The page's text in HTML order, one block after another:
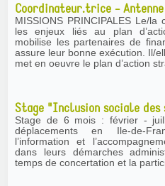
Coordinateur.trice -
MISSIONS PRINCIPALES Le/la coordinateur·rice HDF identifie
les enjeux liés au plan
mobilise les partenaires de
assure leur bonne exécution. Il/elle : • contribue à la définition et
met en oeuvre le plan d’action
Stage "Inclusion sociale des
Stage de 6 mois : février - juillet 2026. Basé
déplacements en Ile-de-France. Missions •
l’information et
dans leurs démarches administratives ; •
temps de concertation et la